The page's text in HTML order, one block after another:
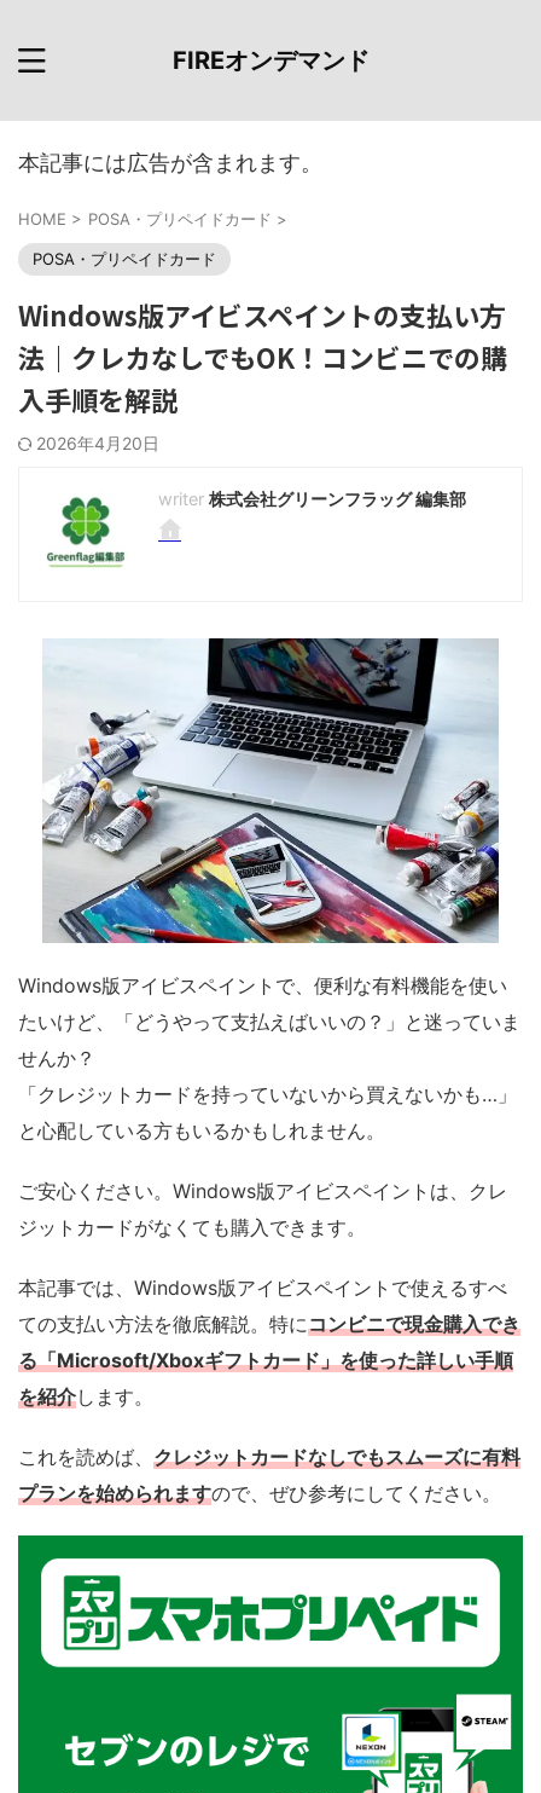
FIREオンデマンド
本記事には広告が含まれます。
HOME > POSA・プリペイドカード >
POSA・プリペイドカード
Windows版アイビスペイントの支払い方
法｜クレカなしでもOK！コンビニでの購
入手順を解説
2026年4月20日
株式会社グリーンフラッグ 編集部
Windows版アイビスペイントで、便利な有料機能を使い
たいけど、「どうやって支払えばいいの？」と迷っていま
せんか？
「クレジットカードを持っていないから買えないかも…」
と心配している方もいるかもしれません。
ご安心ください。Windows版アイビスペイントは、クレ
ジットカードがなくても購入できます。
本記事では、Windows版アイビスペイントで使えるすべ
ての支払い方法を徹底解説。特にコンビニで現金購入でき
る「Microsoft/Xboxギフトカード」を使った詳しい手順
を紹介します。
これを読めば、 クレジットカードなしでもスムーズに有料
プランを始められますので、ぜひ参考にしてください。